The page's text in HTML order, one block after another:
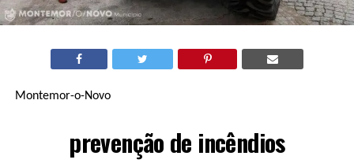
Montemor-o-Novo
prevenção de incêndios